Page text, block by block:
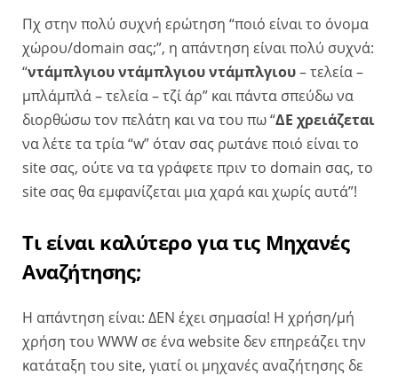
Πχ στην πολύ συχνή ερώτηση “ποιό είναι το όνομα
χώρου/domain σας;”, η απάντηση είναι πολύ συχνά:
“ντάμπλγιου ντάμπλγιου ντάμπλγιου– τελεία –
μπλάμπλά – τελεία – τζί άρ” και πάντα σπεύδω να
διορθώσω τον πελάτη και να του πω “ΔΕ χρειάζεται
να λέτε τα τρία “w” όταν σας ρωτάνε ποιό είναι το
site σας, ούτε να τα γράφετε πριν το domain σας, το
site σας θα εμφανίζεται μια χαρά και χωρίς αυτά”!
Τι είναι καλύτερο για τις Μηχανές
Αναζήτησης;
Η απάντηση είναι: ΔΕΝ έχει σημασία! Η χρήση/μή
χρήση του WWW σε ένα website δεν επηρεάζει την
κατάταξη του site, γιατί οι μηχανές αναζήτησης δε